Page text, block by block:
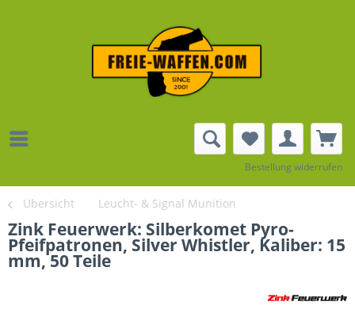
Bestellung widerrufen
Übersicht Leucht- & Signal Munition
Zink Feuerwerk: Silberkomet Pyro-
Pfeifpatronen, Silver Whistler, Kaliber: 15
mm, 50 Teile